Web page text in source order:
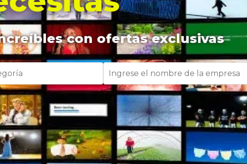
con ofertas exclusivas